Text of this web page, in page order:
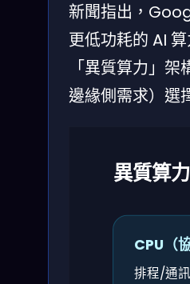
新聞指出，
更低功耗的 AI
「異質算力」
邊緣側需求）選
異質算
CPU（
排程/通